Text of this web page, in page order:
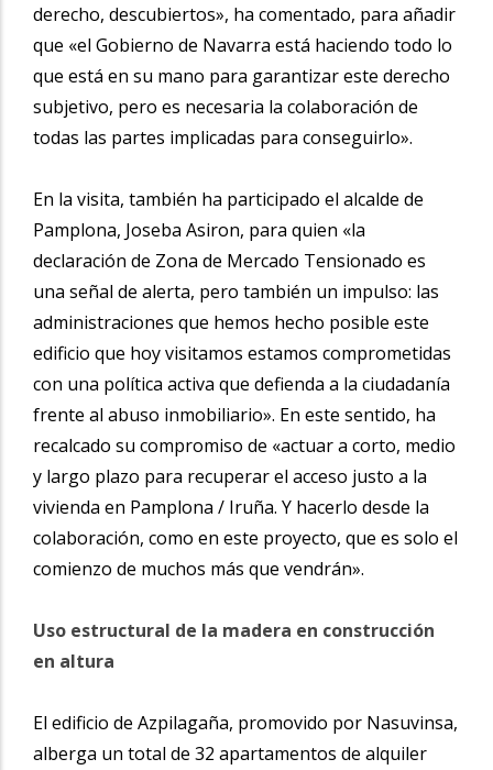
derecho, descubiertos», ha comentado, para añadir
que «el Gobierno de Navarra está haciendo todo lo
que está en su mano para garantizar este derecho
subjetivo, pero es necesaria la colaboración de
todas las partes implicadas para conseguirlo».
En la visita, también ha participado el alcalde de
Pamplona, Joseba Asiron, para quien «la
declaración de Zona de Mercado Tensionado es
una señal de alerta, pero también un impulso: las
administraciones que hemos hecho posible este
edificio que hoy visitamos estamos comprometidas
con una política activa que defienda a la ciudadanía
frente al abuso inmobiliario». En este sentido, ha
recalcado su compromiso de «actuar a corto, medio
y largo plazo para recuperar el acceso justo a la
vivienda en Pamplona / Iruña. Y hacerlo desde la
colaboración, como en este proyecto, que es solo el
comienzo de muchos más que vendrán».
Uso estructural de la madera en construcción
en altura
El edificio de Azpilagaña, promovido por Nasuvinsa,
alberga un total de 32 apartamentos de alquiler